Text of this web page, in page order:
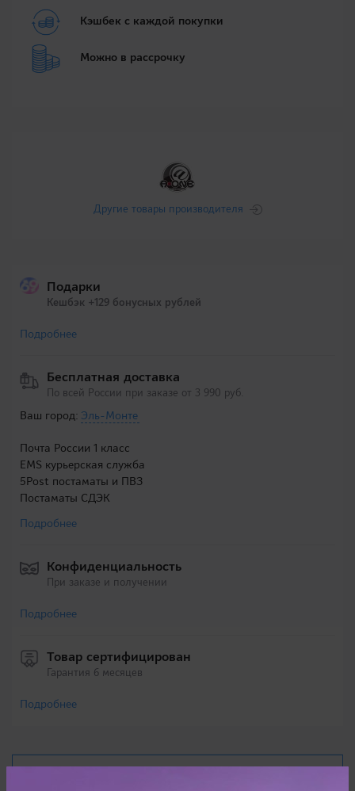
Кэшбек с каждой покупки
Можно в рассрочку
Другие товары производителя
Подарки
Кешбэк +129 бонусных рублей
Подробнее
Бесплатная доставка
По всей России при заказе от 3 990 руб.
Ваш город: Эль-Монте
Почта России 1 класс
EMS курьерская служба
5Post постаматы и ПВЗ
Постаматы СДЭК
Подробнее
Конфиденциальность
При заказе и получении
Подробнее
Товар сертифицирован
Гарантия 6 месяцев
Подробнее